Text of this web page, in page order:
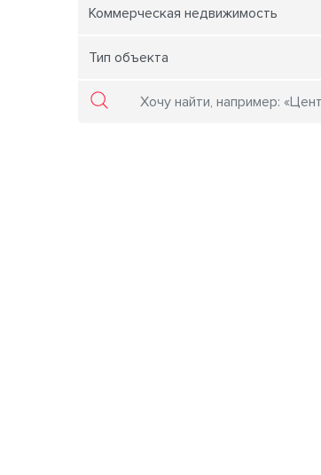
Склад
Коммерческая недвижимость
Тип объекта